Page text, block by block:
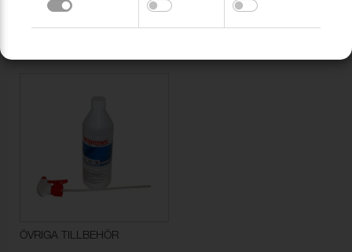
ÖVRIGA TILLBEHÖR